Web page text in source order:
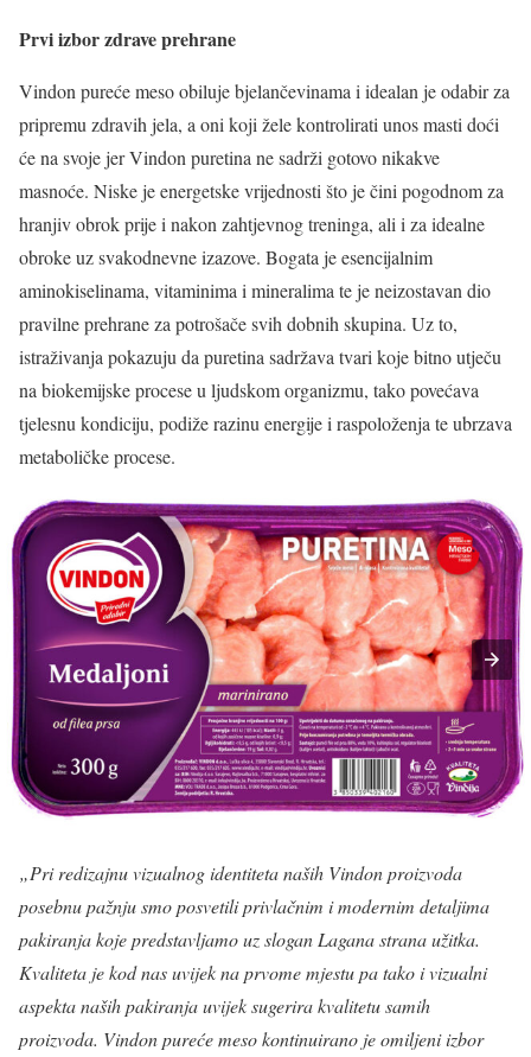
Prvi izbor zdrave prehrane
Vindon pureće meso obiluje bjelančevinama i idealan je odabir za
pripremu zdravih jela, a oni koji žele kontrolirati unos masti doći
će na svoje jer Vindon puretina ne sadrži gotovo nikakve
masnoće. Niske je energetske vrijednosti što je čini pogodnom za
hranjiv obrok prije i nakon zahtjevnog treninga, ali i za idealne
obroke uz svakodnevne izazove. Bogata je esencijalnim
aminokiselinama, vitaminima i mineralima te je neizostavan dio
pravilne prehrane za potrošače svih dobnih skupina. Uz to,
istraživanja pokazuju da puretina sadržava tvari koje bitno utječu
na biokemijske procese u ljudskom organizmu, tako povećava
tjelesnu kondiciju, podiže razinu energije i raspoloženja te ubrzava
metaboličke procese.
„Pri redizajnu vizualnog identiteta naših Vindon proizvoda
posebnu pažnju smo posvetili privlačnim i modernim detaljima
pakiranja koje predstavljamo uz slogan Lagana strana užitka.
Kvaliteta je kod nas uvijek na prvome mjestu pa tako i vizualni
aspekta naših pakiranja uvijek sugerira kvalitetu samih
proizvoda. Vindon pureće meso kontinuirano je omiljeni izbor